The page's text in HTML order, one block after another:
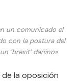
un comunicado el
con la postura del
‘brexit’ dañino»
la oposición